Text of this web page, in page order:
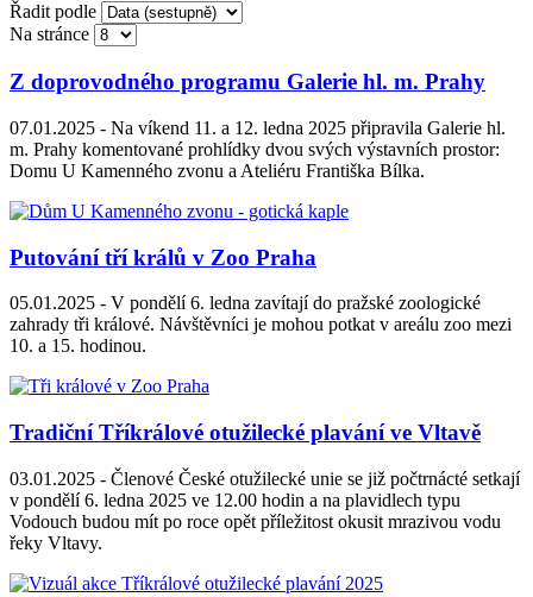
Řadit podle
Na stránce
Z doprovodného programu Galerie hl. m. Prahy
07.01.2025 - Na víkend 11. a 12. ledna 2025 připravila Galerie hl.
m. Prahy komentované prohlídky dvou svých výstavních prostor:
Domu U Kamenného zvonu a Ateliéru Františka Bílka.
Putování tří králů v Zoo Praha
05.01.2025 - V pondělí 6. ledna zavítají do pražské zoologické
zahrady tři králové. Návštěvníci je mohou potkat v areálu zoo mezi
10. a 15. hodinou.
Tradiční Tříkrálové otužilecké plavání ve Vltavě
03.01.2025 - Členové České otužilecké unie se již počtrnácté setkají
v pondělí 6. ledna 2025 ve 12.00 hodin a na plavidlech typu
Vodouch budou mít po roce opět příležitost okusit mrazivou vodu
řeky Vltavy.